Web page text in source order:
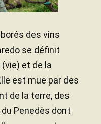
des vins
se définit
et de la
est mue par des
de la terre, des
Penedès dont